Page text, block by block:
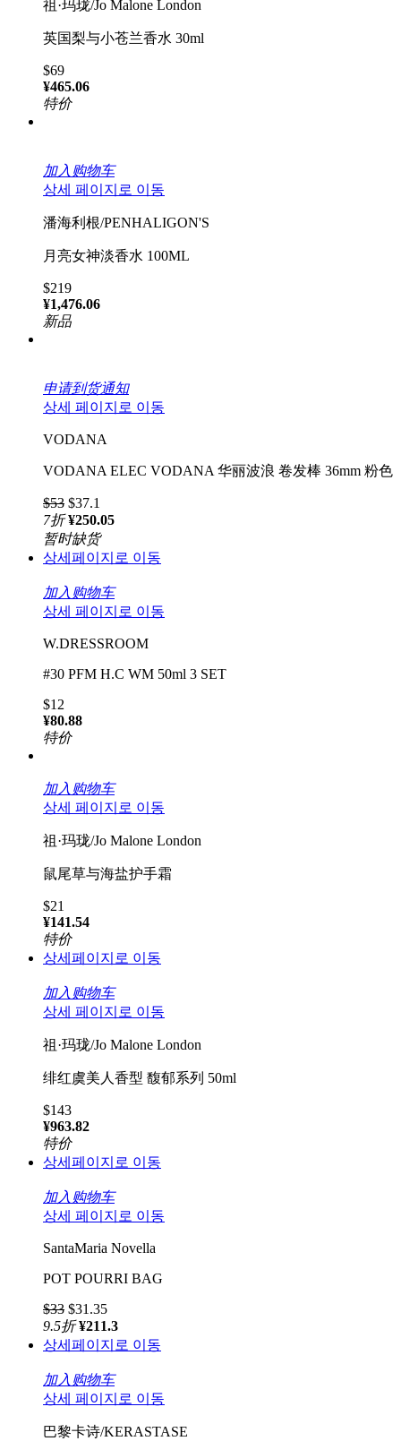
祖·玛珑/Jo Malone London
英国梨与小苍兰香水 30ml
$69
¥465.06
特价
加入购物车
상세 페이지로 이동
潘海利根/PENHALIGON'S
月亮女神淡香水 100ML
$219
¥1,476.06
新品
申请到货通知
상세 페이지로 이동
VODANA
VODANA ELEC VODANA 华丽波浪 卷发棒 36mm 粉色
$53 $37.1
7折 ¥250.05
暂时缺货
상세페이지로 이동
加入购物车
상세 페이지로 이동
W.DRESSROOM
#30 PFM H.C WM 50ml 3 SET
$12
¥80.88
特价
加入购物车
상세 페이지로 이동
祖·玛珑/Jo Malone London
鼠尾草与海盐护手霜
$21
¥141.54
特价
상세페이지로 이동
加入购物车
상세 페이지로 이동
祖·玛珑/Jo Malone London
绯红虞美人香型 馥郁系列 50ml
$143
¥963.82
特价
상세페이지로 이동
加入购物车
상세 페이지로 이동
SantaMaria Novella
POT POURRI BAG
$33 $31.35
9.5折 ¥211.3
상세페이지로 이동
加入购物车
상세 페이지로 이동
巴黎卡诗/KERASTASE